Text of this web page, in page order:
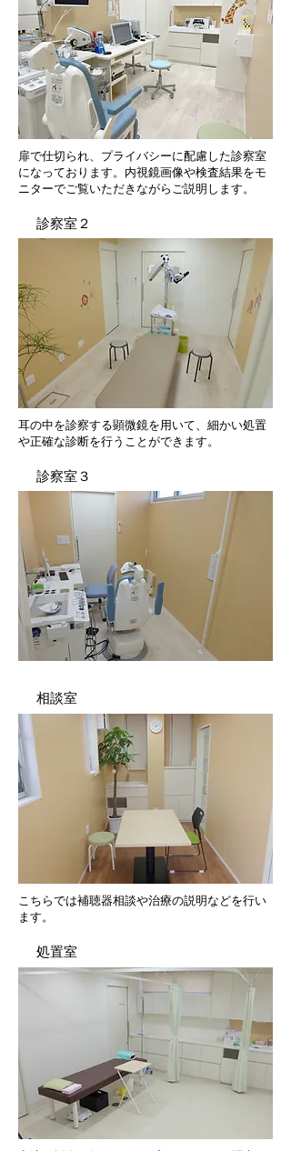
扉で仕切られ、​プライバシーに配慮した診察室
になっております。内視鏡画像や検査結果をモ
ニターでご覧いただきながらご説明します。
​診察室２
耳の中を診察する顕微鏡を用いて、細かい処置
や正確な診断を行うことができます。
診察室３
相談室
こちらでは​補聴器相談や治療の説明などを行い
ます。
処置室